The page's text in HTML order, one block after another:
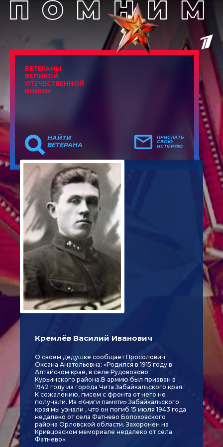
ВЕТЕРАНЫ
ВЕЛИКОЙ
ОТЕЧЕСТВЕННОЙ
ВОЙНЫ
ПРИСЛАТЬ
СВОЮ
ИСТОРИЮ
НАЙТИ
ВЕТЕРАНА
Кремлёв Василий Иванович
О своем дедушке сообщает Просолович
Оксана Анатольевна: «Родился в 1915 году в
Алтайском крае, в селе Рудовозово
Курьинского района.В армию был призван в
1942 году из города Чита Забайкальского края.
К сожалению, писем с фронта от него не
получали. Из «Книги памяти» Забайкальского
края мы узнали , что он погиб 15 июля 1943 года
недалеко от села Фатнево Болоховского
района Орловской области. Захоронен на
Кривцовском мемориале недалеко от села
Фатнево».